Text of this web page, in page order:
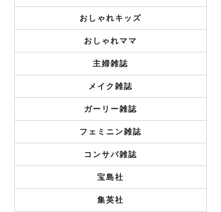
おしゃれキッズ
おしゃれママ
主婦雑誌
メイク雑誌
ガーリー雑誌
フェミニン雑誌
コンサバ雑誌
宝島社
集英社